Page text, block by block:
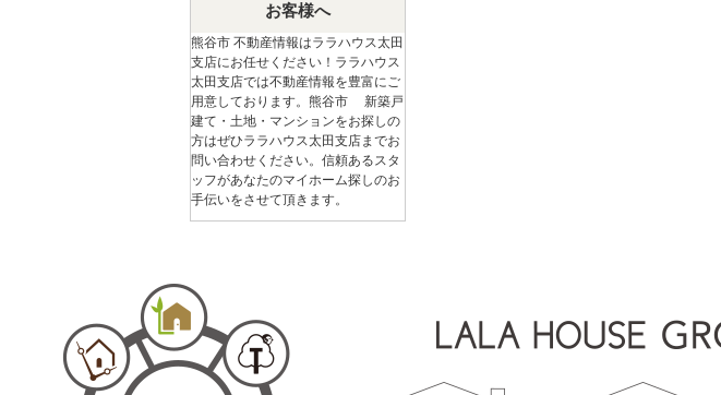
お客様へ
熊谷市 不動産情報はララハウス太田
支店にお任せください！ララハウス
太田支店では不動産情報を豊富にご
用意しております。熊谷市 新築戸
建て・土地・マンションをお探しの
方はぜひララハウス太田支店までお
問い合わせください。信頼あるスタ
ッフがあなたのマイホーム探しのお
手伝いをさせて頂きます。